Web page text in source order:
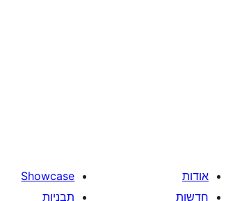
אודות
חדשות
Showcase
תבניות